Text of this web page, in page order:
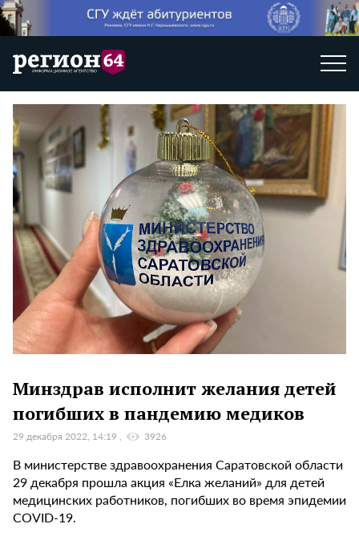
Минздрав исполнит желания детей
погибших в пандемию медиков
29 декабря 2022, 14:19 3926
В министерстве здравоохранения Саратовской области
29 декабря прошла акция «Елка желаний» для детей
медицинских работников, погибших во время эпидемии
COVID-19.